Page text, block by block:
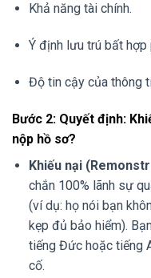
Khả năng tài chính.
Ý định lưu trú bất hợp
Độ tin cậy của thông
Bước 2: Quyết định:
nộp hồ sơ?
Khiếu nại
chắn 100% lãnh sự
(ví dụ: họ nói bạn
kẹp đủ bảo hiểm).
tiếng Đức hoặc tiếng
cố.